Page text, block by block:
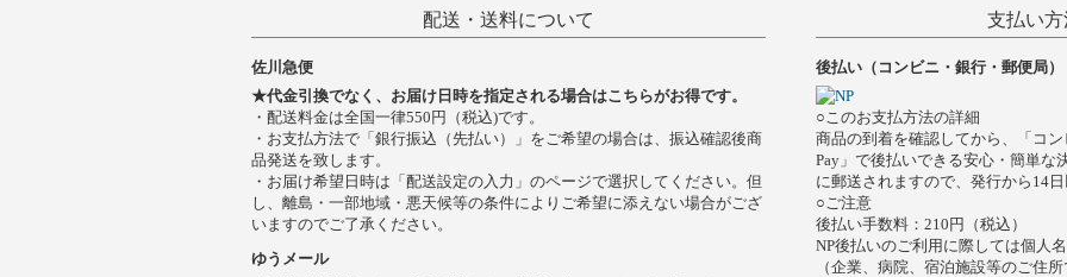
配送・送料について
佐川急便
★代金引換でなく、お届け日時を指定される場合はこちらがお得です。
・配送料金は全国一律550円（税込)です。
・お支払方法で「銀行振込（先払い）」をご希望の場合は、振込確認後商
品発送を致します。
・お届け希望日時は「配送設定の入力」のページで選択してください。但
し、離島・一部地域・悪天候等の条件によりご希望に添えない場合がござ
いますのでご了承ください。
ゆうメール
支払い
後払い（コンビニ・銀行・郵便局）
○このお支払方法の詳細
商品の到着を確認してから、「コ
Pay」で後払いできる安心・簡単な
に郵送されますので、発行から14
○ご注意
後払い手数料：210円（税込）
NP後払いのご利用に際しては個人
（企業、病院、宿泊施設等のご住